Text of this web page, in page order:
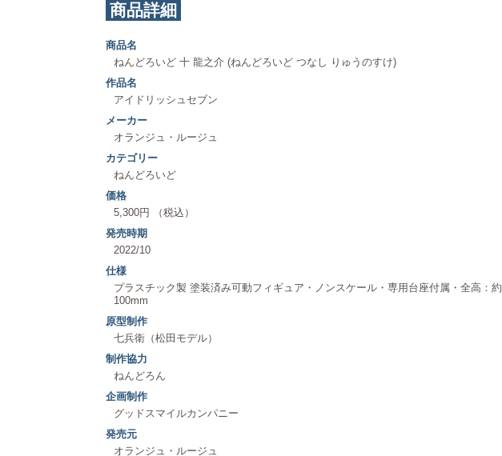
商品詳細
商品名
ねんどろいど 十 龍之介 (ねんどろいど つなし りゅうのすけ)
作品名
アイドリッシュセブン
メーカー
オランジュ・ルージュ
カテゴリー
ねんどろいど
価格
5,300円 （税込）
発売時期
2022/10
仕様
プラスチック製 塗装済み可動フィギュア・ノンスケール・専用台座付属・全高：約
100mm
原型制作
七兵衛（松田モデル）
制作協力
ねんどろん
企画制作
グッドスマイルカンパニー
発売元
オランジュ・ルージュ